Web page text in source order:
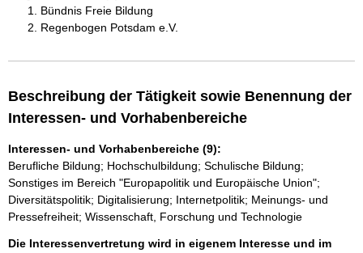
Bündnis Freie Bildung
Regenbogen Potsdam e.V.
Beschreibung der Tätigkeit sowie Benennung der
Interessen- und Vorhabenbereiche
Interessen- und Vorhabenbereiche (9):
Berufliche Bildung; Hochschulbildung; Schulische Bildung;
Sonstiges im Bereich "Europapolitik und Europäische Union";
Diversitätspolitik; Digitalisierung; Internetpolitik; Meinungs- und
Pressefreiheit; Wissenschaft, Forschung und Technologie
Die Interessenvertretung wird in eigenem Interesse und im